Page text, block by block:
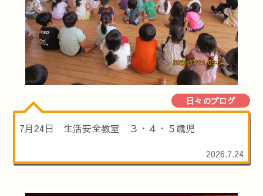
日々のブログ
7月24日 生活安全教室 ３・４・５歳児
2026.7.24